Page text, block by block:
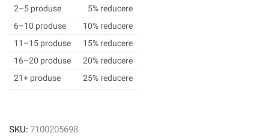
All
Weather
Banda
de
conducte
m
2–5 produse
5% reducere
6–10 produse
10% reducere
11–15 produse
15% reducere
16–20 produse
20% reducere
21+ produse
25% reducere
SKU: 7100205698